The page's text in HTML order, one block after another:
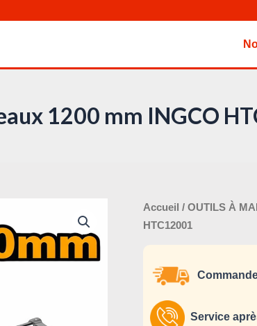
1200 mm INGCO
Accueil / OUTILS À
HTC12001
Service
Le
quantité
de
1200
INGCO